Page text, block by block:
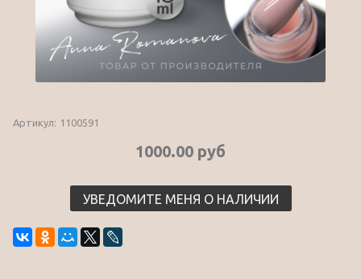
Артикул: 1100591
1000.00 руб
УВЕДОМИТЕ МЕНЯ О НАЛИЧИИ